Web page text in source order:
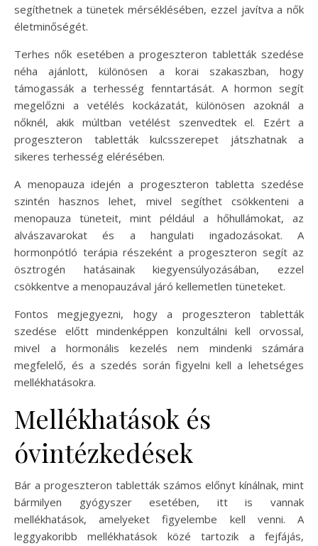
segíthetnek a tünetek mérséklésében, ezzel javítva a nők
életminőségét.
Terhes nők esetében a progeszteron tabletták szedése
néha ajánlott, különösen a korai szakaszban, hogy
támogassák a terhesség fenntartását. A hormon segít
megelőzni a vetélés kockázatát, különösen azoknál a
nőknél, akik múltban vetélést szenvedtek el. Ezért a
progeszteron tabletták kulcsszerepet játszhatnak a
sikeres terhesség elérésében.
A menopauza idején a progeszteron tabletta szedése
szintén hasznos lehet, mivel segíthet csökkenteni a
menopauza tüneteit, mint például a hőhullámokat, az
alvászavarokat és a hangulati ingadozásokat. A
hormonpótló terápia részeként a progeszteron segít az
ösztrogén hatásainak kiegyensúlyozásában, ezzel
csökkentve a menopauzával járó kellemetlen tüneteket.
Fontos megjegyezni, hogy a progeszteron tabletták
szedése előtt mindenképpen konzultálni kell orvossal,
mivel a hormonális kezelés nem mindenki számára
megfelelő, és a szedés során figyelni kell a lehetséges
mellékhatásokra.
Mellékhatások és
óvintézkedések
Bár a progeszteron tabletták számos előnyt kínálnak, mint
bármilyen gyógyszer esetében, itt is vannak
mellékhatások, amelyeket figyelembe kell venni. A
leggyakoribb mellékhatások közé tartozik a fejfájás,